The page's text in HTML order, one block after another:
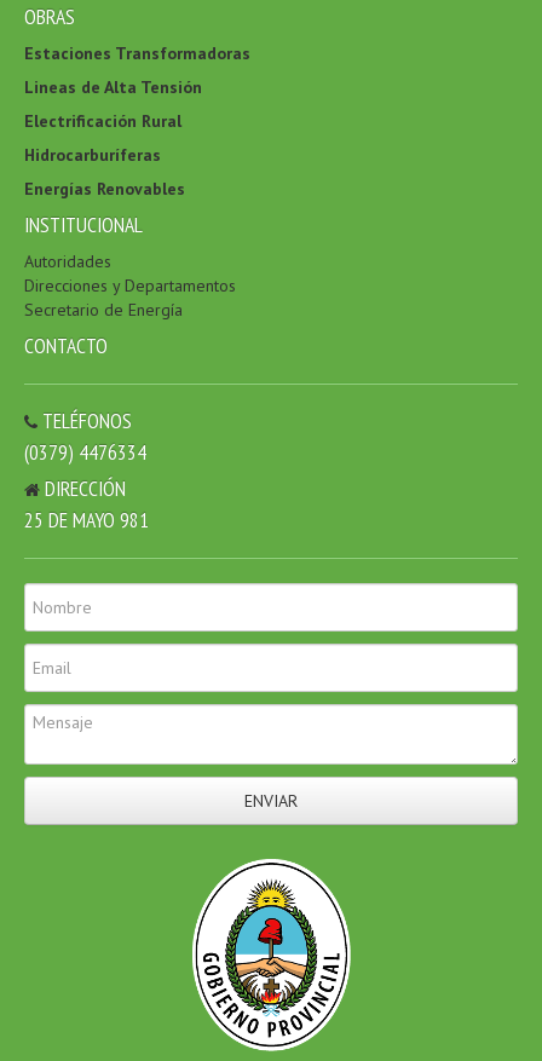
OBRAS
Estaciones Transformadoras
Lineas de Alta Tensión
Electrificación Rural
Hidrocarburíferas
Energías Renovables
INSTITUCIONAL
Autoridades
Direcciones y Departamentos
Secretario de Energía
CONTACTO
TELÉFONOS
(0379) 4476334
DIRECCIÓN
25 DE MAYO 981
ENVIAR